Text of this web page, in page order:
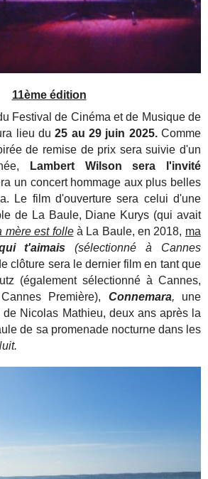
11ème édition
Festival de Cinéma et de Musique de
lieu du 25 au 29 juin 2025.Comme
de remise de prix sera suivie d'un
Lambert Wilson sera l'invité
un concert hommage aux plus belles
Le film d'ouverture sera celui d'une
de La Baule, Diane Kurys (qui avait
mère est folleà La Baule, en 2018, ma
t'aimais (sélectionné à Cannes
clôture sera le dernier film en tant que
(également sélectionné à Cannes,
Première), Connemara, une
Nicolas Mathieu, deux ans après la
de sa promenade nocturne dans les